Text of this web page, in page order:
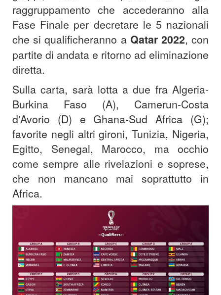
raggruppamento che accederanno alla
Fase Finale per decretare le 5 nazionali
che si qualificheranno a Qatar 2022, con
partite di andata e ritorno ad eliminazione
diretta.
Sulla carta, sarà lotta a due fra Algeria-
Burkina Faso (A), Camerun-Costa
d'Avorio (D) e Ghana-Sud Africa (G);
favorite negli altri gironi, Tunizia, Nigeria,
Egitto, Senegal, Marocco, ma occhio
come sempre alle rivelazioni e soprese,
che non mancano mai soprattutto in
Africa.